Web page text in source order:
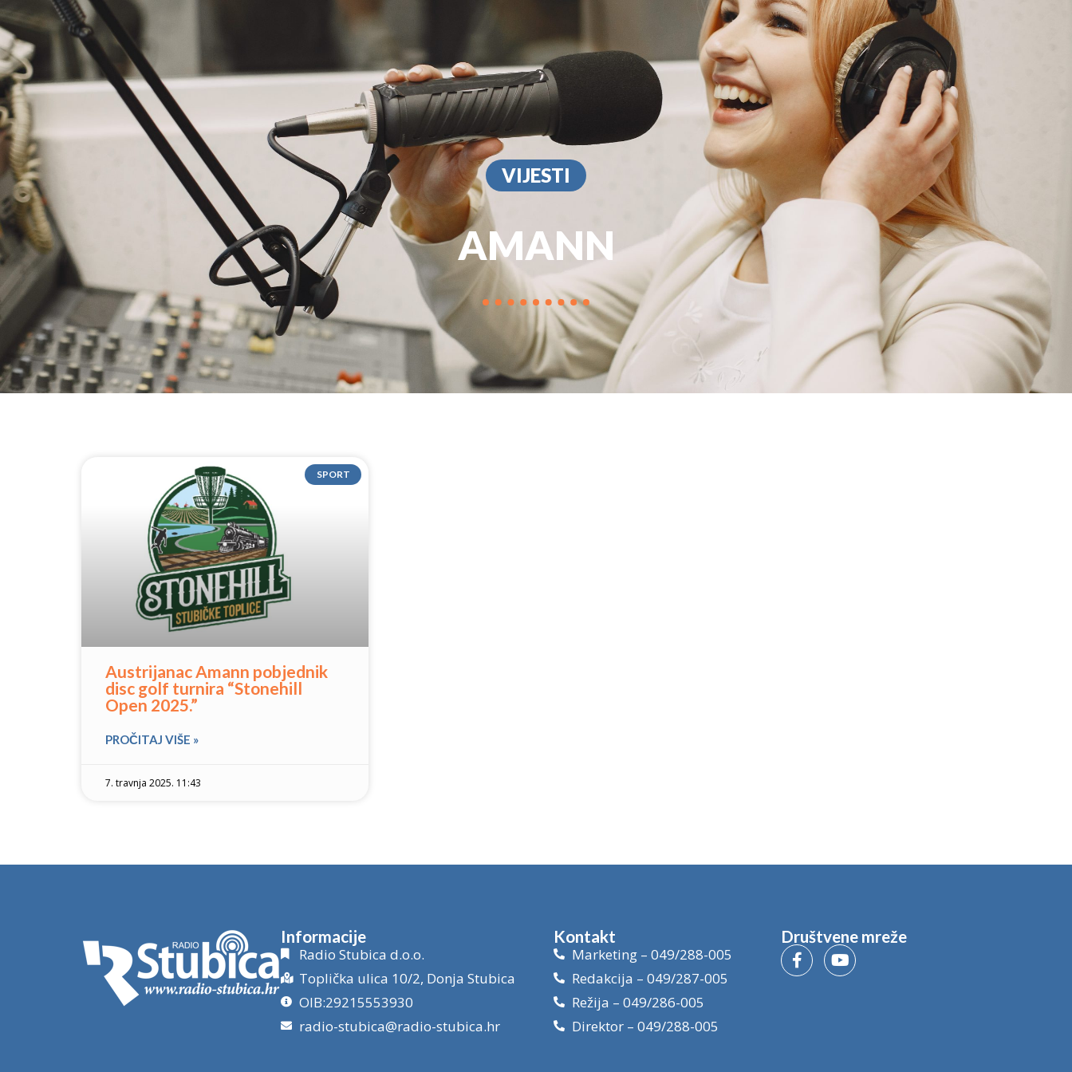
PROGRAM MARKETING KONTAKT DOKUMENTI
VIJESTI
AMANN
SPORT
Austrijanac Amann pobjednik
disc golf turnira “Stonehill
Open 2025.”
PROČITAJ VIŠE »
7. travnja 2025. 11:43
Informacije
Radio Stubica d.o.o.
Toplička ulica 10/2, Donja Stubica
OIB:29215553930
radio-stubica@radio-stubica.hr
Kontakt
Marketing – 049/288-005
Redakcija – 049/287-005
Režija – 049/286-005
Direktor – 049/288-005
Društvene mreže